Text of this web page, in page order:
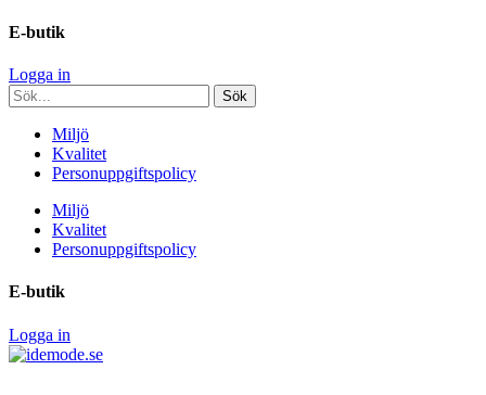
E-butik
Logga in
Miljö
Kvalitet
Personuppgiftspolicy
Miljö
Kvalitet
Personuppgiftspolicy
E-butik
Logga in